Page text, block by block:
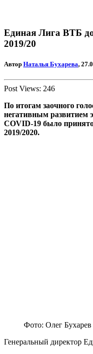
Единая Лига ВТБ
2019/20
Автор Наталья Бухарева,
Post Views: 246
По итогам заочного
негативным развитием
COVID-19 было
2019/2020.
Фото: Олег Бухарев
Генеральный директор